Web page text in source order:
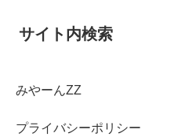
サイト内検索
みやーんZZ
プライバシーポリシー